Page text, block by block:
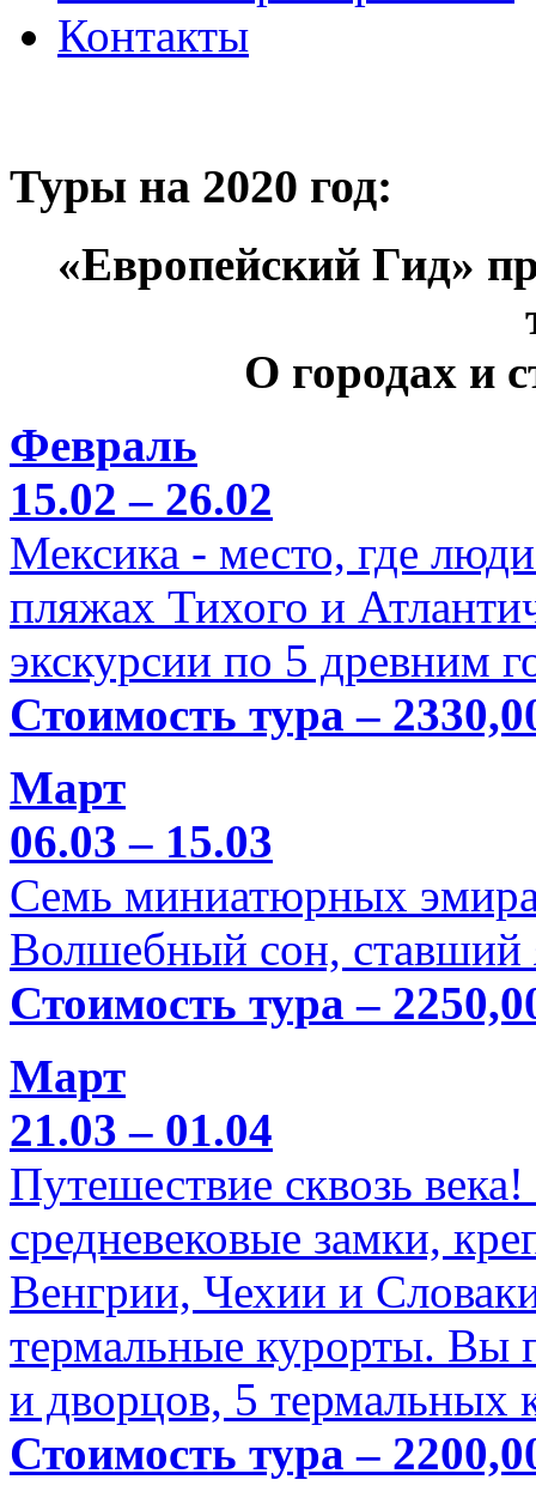
Контакты
Туры на 2020 год:
«Европейский Гид»
О городах и
Февраль
15.02 – 26.02
Мексика - место, где
пляжах Тихого и
экскурсии по 5 древним
Стоимость тура –
Март
06.03 – 15.03
Семь миниатюрных
Волшебный сон, ставший
Стоимость тура –
Март
21.03 – 01.04
Путешествие сквозь
средневековые замки,
Венгрии, Чехии и
термальные курорты. Вы
и дворцов, 5 термальных
Стоимость тура –